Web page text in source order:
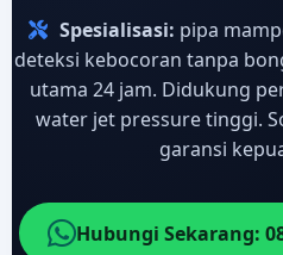
Spesialisasi: pipa
deteksi kebocoran tanpa
utama 24 jam. Didukung
water jet pressure tinggi.
garansi
Hubungi Sekarang: